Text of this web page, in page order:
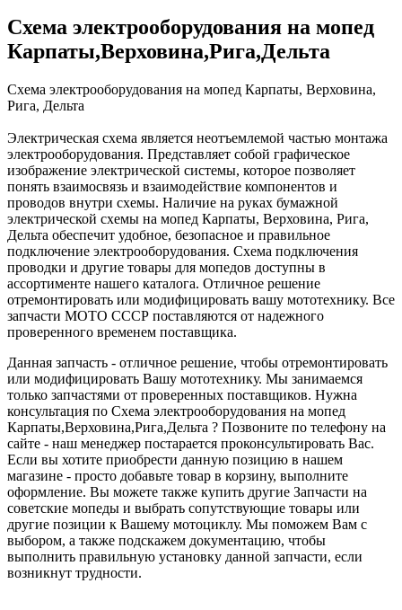
Схема электрооборудования на мопед
Карпаты,Верховина,Рига,Дельта
Схема электрооборудования на мопед Карпаты, Верховина,
Рига, Дельта
Электрическая схема является неотъемлемой частью монтажа
электрооборудования. Представляет собой графическое
изображение электрической системы, которое позволяет
понять взаимосвязь и взаимодействие компонентов и
проводов внутри схемы. Наличие на руках бумажной
электрической схемы на мопед Карпаты, Верховина, Рига,
Дельта обеспечит удобное, безопасное и правильное
подключение электрооборудования. Схема подключения
проводки и другие товары для мопедов доступны в
ассортименте нашего каталога. Отличное решение
отремонтировать или модифицировать вашу мототехнику. Все
запчасти МОТО СССР поставляются от надежного
проверенного временем поставщика.
Данная запчасть - отличное решение, чтобы отремонтировать
или модифицировать Вашу мототехнику. Мы занимаемся
только запчастями от проверенных поставщиков. Нужна
консультация по Схема электрооборудования на мопед
Карпаты,Верховина,Рига,Дельта ? Позвоните по телефону на
сайте - наш менеджер постарается проконсультировать Вас.
Если вы хотите приобрести данную позицию в нашем
магазине - просто добавьте товар в корзину, выполните
оформление. Вы можете также купить другие Запчасти на
советские мопеды и выбрать сопутствующие товары или
другие позиции к Вашему мотоциклу. Мы поможем Вам с
выбором, а также подскажем документацию, чтобы
выполнить правильную установку данной запчасти, если
возникнут трудности.